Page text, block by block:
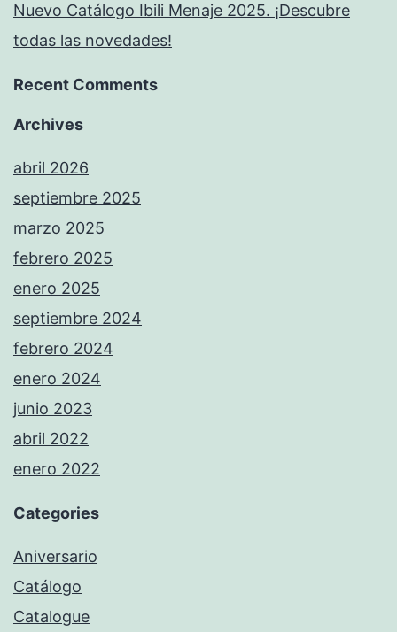
Nuevo Catálogo Ibili Menaje 2025. ¡Descubre
todas las novedades!
Recent Comments
Archives
abril 2026
septiembre 2025
marzo 2025
febrero 2025
enero 2025
septiembre 2024
febrero 2024
enero 2024
junio 2023
abril 2022
enero 2022
Categories
Aniversario
Catálogo
Catalogue